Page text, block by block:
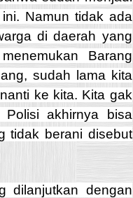
Namun tidak ada
di daerah yang
Barang
sudah lama kita
ke kita. Kita gak
akhirnya bisa
tidak berani disebut
dilanjutkan dengan